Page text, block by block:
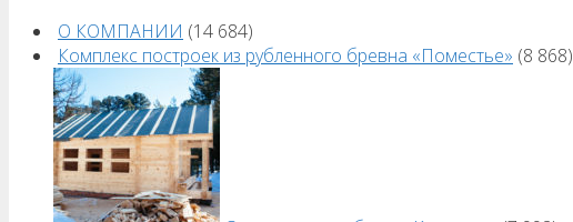
О КОМПАНИИ (14 684)
Комплекс построек из рубленного бревна «Поместье» (8 868)